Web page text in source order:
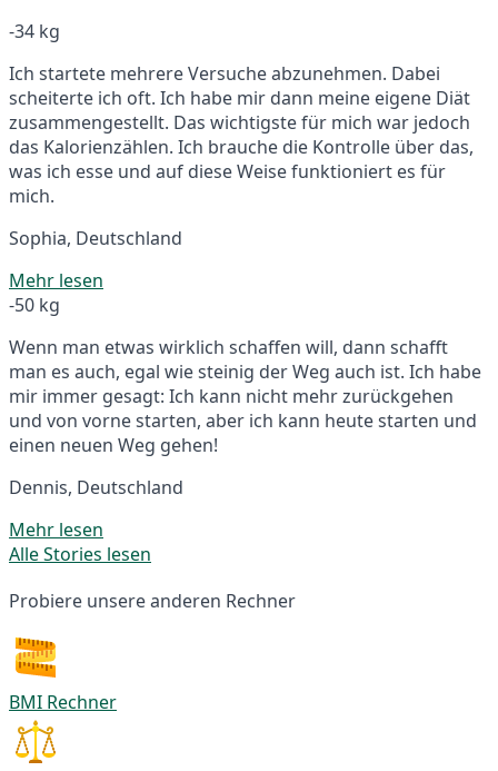
-34 kg
Ich startete mehrere Versuche abzunehmen. Dabei
scheiterte ich oft. Ich habe mir dann meine eigene Diät
zusammengestellt. Das wichtigste für mich war jedoch
das Kalorienzählen. Ich brauche die Kontrolle über das,
was ich esse und auf diese Weise funktioniert es für
mich.
Sophia, Deutschland
Mehr lesen
-50 kg
Wenn man etwas wirklich schaffen will, dann schafft
man es auch, egal wie steinig der Weg auch ist. Ich habe
mir immer gesagt: Ich kann nicht mehr zurückgehen
und von vorne starten, aber ich kann heute starten und
einen neuen Weg gehen!
Dennis, Deutschland
Mehr lesen
Alle Stories lesen
Probiere unsere anderen Rechner
BMI Rechner